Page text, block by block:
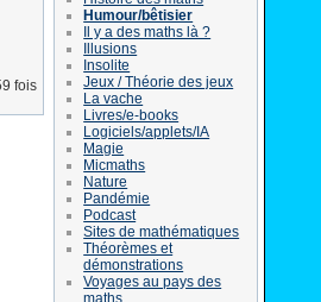
fois
Humour/bêtisier
Il y a des maths là ?
Illusions
Insolite
Jeux / Théorie des jeux
La vache
Livres/e-books
Logiciels/applets/IA
Magie
Micmaths
Nature
Pandémie
Podcast
Sites de mathématiques
Théorèmes et
démonstrations
Voyages au pays des
maths